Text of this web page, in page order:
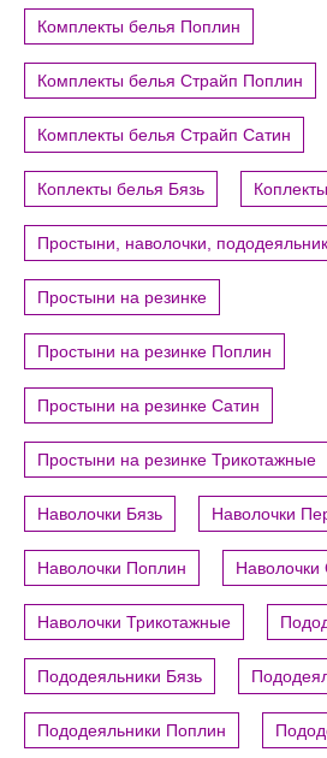
Комплекты белья Поплин
Комплекты белья Страйп Поплин
Комплекты белья Страйп Сатин
Коплекты белья Бязь
Простыни, наволочки,
Простыни на резинке
Простыни на резинке Поплин
Простыни на резинке Сатин
Простыни на резинке Трикотажные
Наволочки Бязь Наволочки
Наволочки Поплин Наволочки
Наволочки Трикотажные
Пододеяльники Бязь
Пододеяльники Поплин